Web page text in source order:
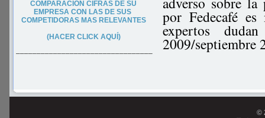
COMPARACIÓN CIFRAS DE SU
EMPRESA CON LAS DE SUS
COMPETIDORAS MAS RELEVANTES
(HACER CLICK AQUÍ)
–––––––––––––––––––––––––––––––––
por Fedecafé
expertos
2009/septiembre
©